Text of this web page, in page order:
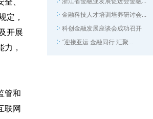
、
定，
开展
，
管和
联网
金融科技人才培训培养研讨会...
科创金融发展座谈会成功召开
“迎接亚运 金融同行 汇聚...